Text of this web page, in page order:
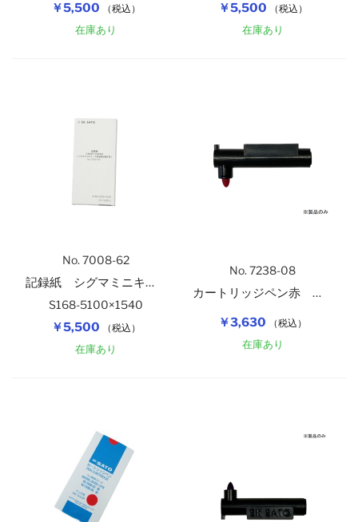
￥5,500 （税込）
在庫あり
￥5,500 （税込）
在庫あり
￥5,500 （税込）
No. 7008-62
記録紙 シグマミニキューブ温湿度記録計用７日
S168-5100×1540
在庫あり
￥3,630 （税込）
No. 7238-08
カートリッジペン赤 １本
在庫あり